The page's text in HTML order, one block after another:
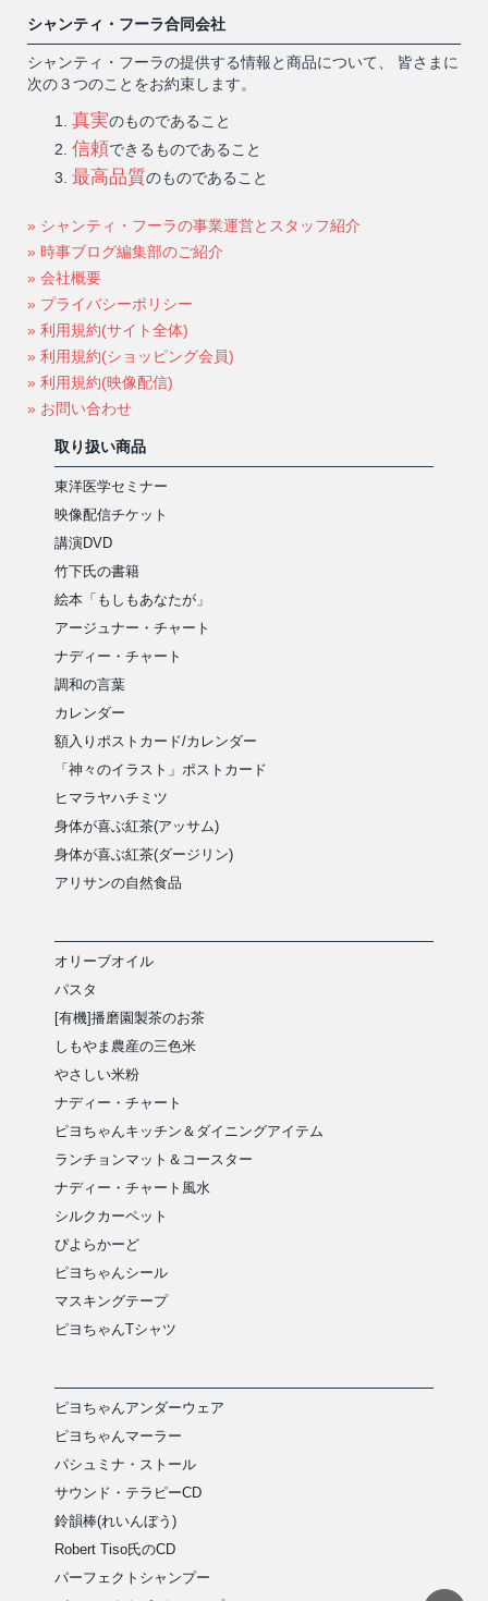
シャンティ・フーラ合同会社
シャンティ・フーラの提供する情報と商品について、 皆さまに
次の３つのことをお約束します。
真実のものであること
信頼できるものであること
最高品質のものであること
» シャンティ・フーラの事業運営とスタッフ紹介
» 時事ブログ編集部のご紹介
» 会社概要
» プライバシーポリシー
» 利用規約(サイト全体)
» 利用規約(ショッピング会員)
» 利用規約(映像配信)
» お問い合わせ
取り扱い商品
東洋医学セミナー
映像配信チケット
講演DVD
竹下氏の書籍
絵本「もしもあなたが」
アージュナー・チャート
ナディー・チャート
調和の言葉
カレンダー
額入りポストカード/カレンダー
「神々のイラスト」ポストカード
ヒマラヤハチミツ
身体が喜ぶ紅茶(アッサム)
身体が喜ぶ紅茶(ダージリン)
アリサンの自然食品
オリーブオイル
パスタ
[有機]播磨園製茶のお茶
しもやま農産の三色米
やさしい米粉
ナディー・チャート
ピヨちゃんキッチン＆ダイニングアイテム
ランチョンマット＆コースター
ナディー・チャート風水
シルクカーペット
ぴよらかーど
ピヨちゃんシール
マスキングテープ
ピヨちゃんTシャツ
ピヨちゃんアンダーウェア
ピヨちゃんマーラー
パシュミナ・ストール
サウンド・テラピーCD
鈴韻棒(れいんぼう)
Robert Tiso氏のCD
パーフェクトシャンプー